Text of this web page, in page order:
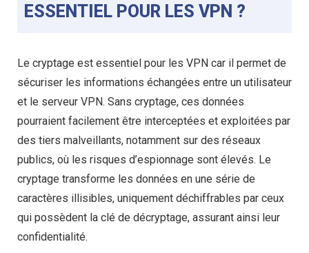
ESSENTIEL POUR LES VPN ?
Le cryptage est essentiel pour les VPN car il permet de
sécuriser les informations échangées entre un utilisateur
et le serveur VPN. Sans cryptage, ces données
pourraient facilement être interceptées et exploitées par
des tiers malveillants, notamment sur des réseaux
publics, où les risques d’espionnage sont élevés. Le
cryptage transforme les données en une série de
caractères illisibles, uniquement déchiffrables par ceux
qui possèdent la clé de décryptage, assurant ainsi leur
confidentialité.